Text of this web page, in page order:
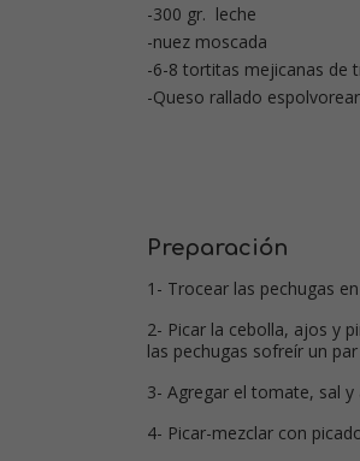
-300 gr. leche
-nuez moscada
-6-8 tortitas mejicanas de
-Queso rallado espolvorear
Preparación
1- Trocear las pechugas
2- Picar la cebolla, ajos y
las pechugas sofreír un
3- Agregar el tomate, sal
4- Picar-mezclar con